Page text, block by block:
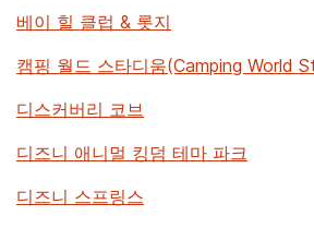
베이 힐 클럽 & 롯지
캠핑 월드 스타디움(Camping World
디스커버리 코브
디즈니 애니멀 킹덤 테마 파크
디즈니 스프링스